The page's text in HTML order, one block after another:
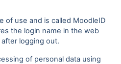
of use and is called MoodleID
the login name in the web
logging out.
of personal data using